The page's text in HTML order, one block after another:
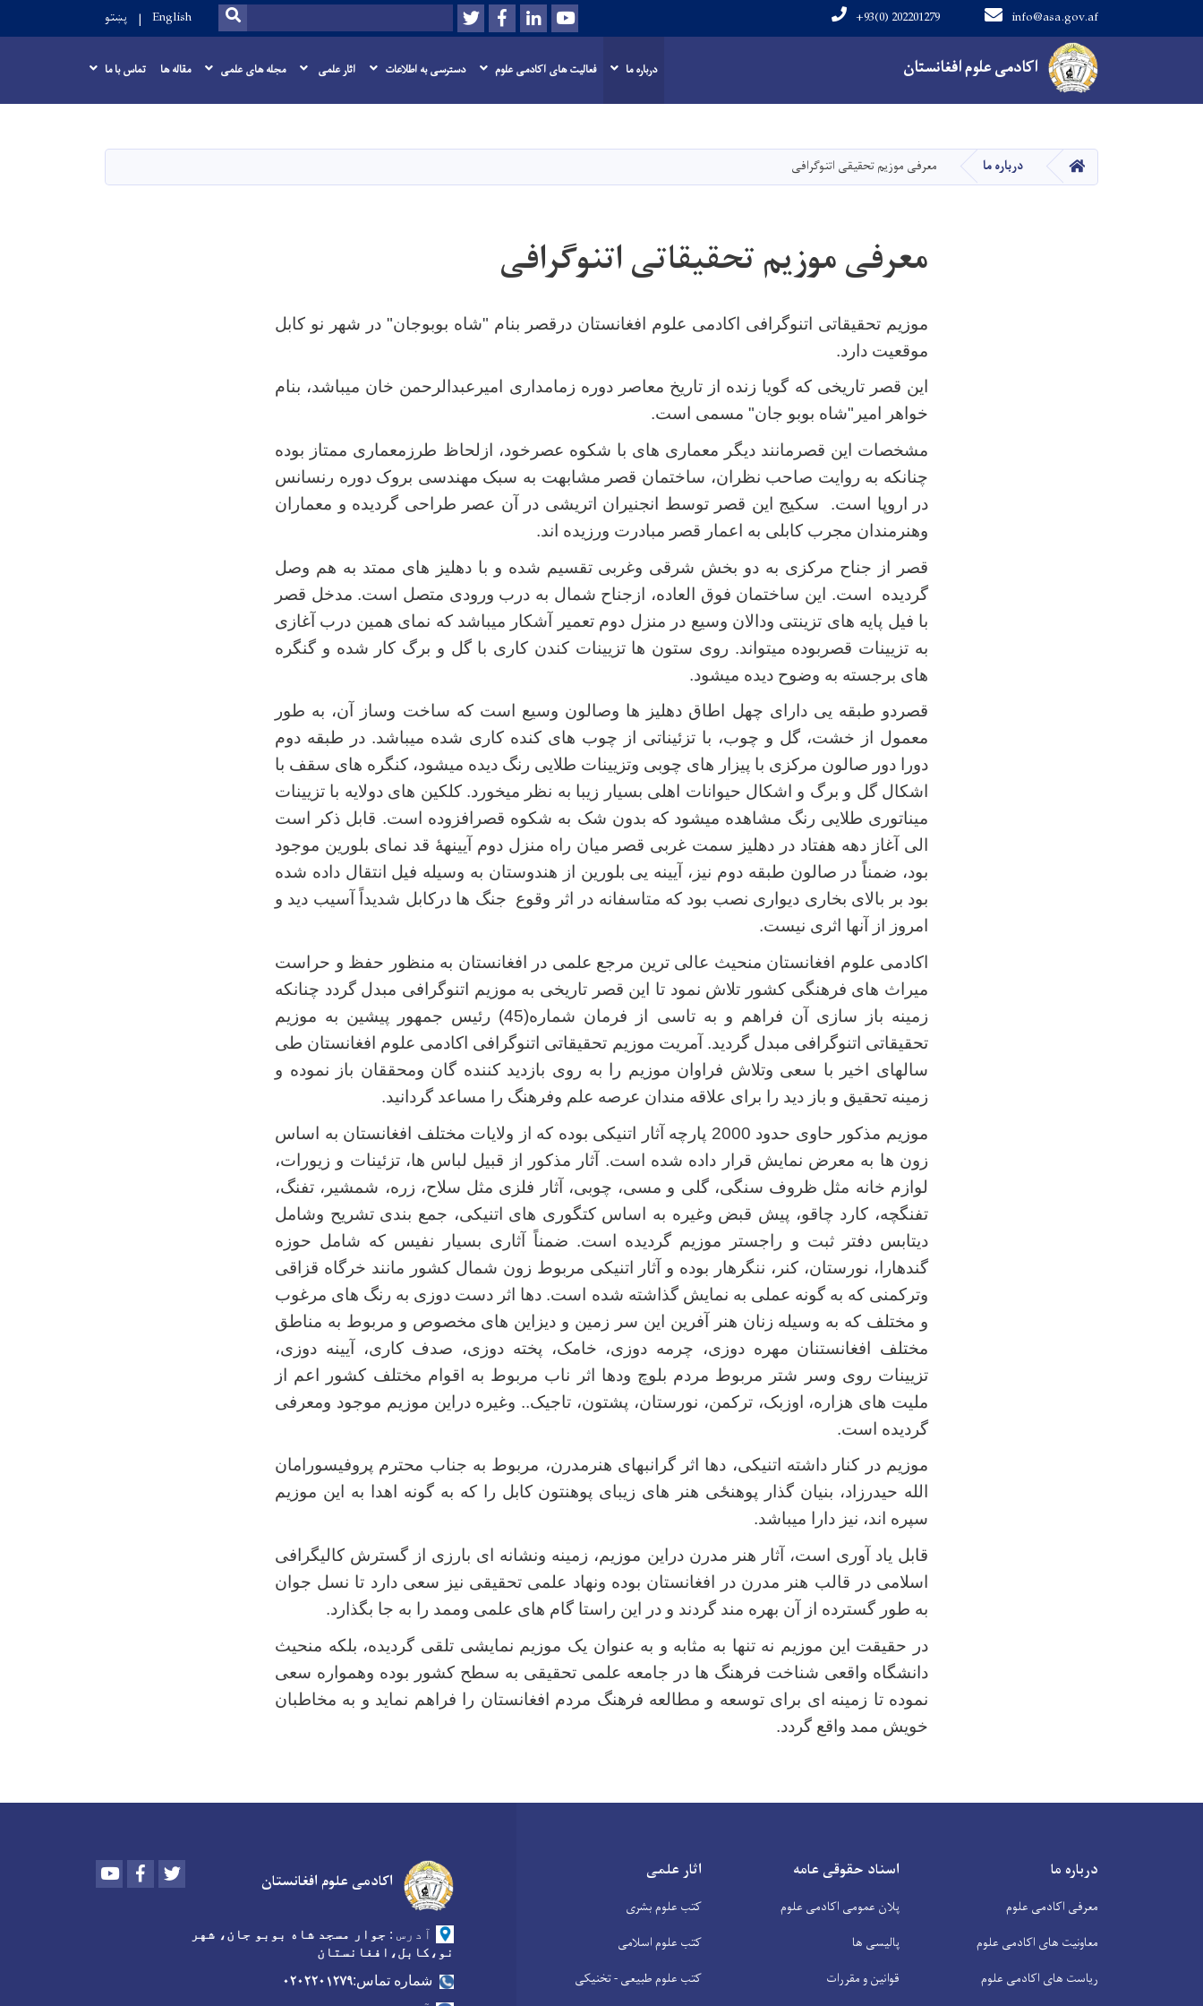
content
اکادمی علوم افغانستان
info@asa.gov.af
+93(0) 202201279
Youtube
LinkedIn
Facebook
Twitter
Search
SEARCH
English پښتو
Main navigation
درباره ما فعالیت های اکادمی علوم دسترسی به اطلاعات اثار علمی مجله های علمی مقاله ها تماس با ما
HOME درباره ما معرفی موزیم تحقیقی اتنوگرافی
معرفی موزیم تحقیقاتی اتنوگرافی
موزیم تحقیقاتی اتنوگرافی اکادمی علوم افغانستان درقصر بنام "شاه بوبوجان" در شهر نو کابل
موقعیت دارد.
این قصر تاریخی که گویا زنده از تاریخ معاصر دوره زمامداری امیرعبدالرحمن خان میباشد، بنام
خواهر امیر"شاه بوبو جان" مسمی است.
مشخصات این قصرمانند دیگر معماری های با شکوه عصرخود، ازلحاظ طرزمعماری ممتاز بوده
چنانکه به روایت صاحب نظران، ساختمان قصر مشابهت به سبک مهندسی بروک دوره رنسانس
در اروپا است. سکیج این قصر توسط انجنیران اتریشی در آن عصر طراحی گردیده و معماران
وهنرمندان مجرب کابلی به اعمار قصر مبادرت ورزیده اند.
قصر از جناح مرکزی به دو بخش شرقی وغربی تقسیم شده و با دهلیز های ممتد به هم وصل
گردیده است. این ساختمان فوق العاده، ازجناح شمال به درب ورودی متصل است. مدخل قصر
با فیل پایه های تزینتی ودالان وسیع در منزل دوم تعمیر آشکار میباشد که نمای همین درب آغازی
به تزیینات قصربوده میتواند. روی ستون ها تزیینات کندن کاری با گل و برگ کار شده و گنگره
های برجسته به وضوح دیده میشود.
قصردو طبقه یی دارای چهل اطاق دهلیز ها وصالون وسیع است که ساخت وساز آن، به طور
معمول از خشت، گل و چوب، با تزئیناتی از چوب های کنده کاری شده میباشد. در طبقه دوم
دورا دور صالون مرکزی با پیزار های چوبی وتزیینات طلایی رنگ دیده میشود، کنگره های سقف با
اشکال گل و برگ و اشکال حیوانات اهلی بسیار زیبا به نظر میخورد. کلکین های دولایه با تزیینات
میناتوری طلایی رنگ مشاهده میشود که بدون شک به شکوه قصرافزوده است. قابل ذکر است
الی آغاز دهه هفتاد در دهلیز سمت غربی قصر میان راه منزل دوم آیینهۀ قد نمای بلورین موجود
بود، ضمناً در صالون طبقه دوم نیز، آیینه یی بلورین از هندوستان به وسیله فیل انتقال داده شده
بود بر بالای بخاری دیواری نصب بود که متاسفانه در اثر وقوع جنگ ها درکابل شدیداً آسیب دید و
امروز از آنها اثری نیست.
اکادمی علوم افغانستان منحیث عالی ترین مرجع علمی در افغانستان به منظور حفظ و حراست
میراث های فرهنگی کشور تلاش نمود تا این قصر تاریخی به موزیم اتنوگرافی مبدل گردد چنانکه
زمینه باز سازی آن فراهم و به تاسی از فرمان شماره(45) رئیس جمهور پیشین به موزیم
تحقیقاتی اتنوگرافی مبدل گردید. آمریت موزیم تحقیقاتی اتنوگرافی اکادمی علوم افغانستان طی
سالهای اخیر با سعی وتلاش فراوان موزیم را به روی بازدید کننده گان ومحققان باز نموده و
زمینه تحقیق و باز دید را برای علاقه مندان عرصه علم وفرهنگ را مساعد گردانید.
موزیم مذکور حاوی حدود 2000 پارچه آثار اتنیکی بوده که از ولایات مختلف افغانستان به اساس
زون ها به معرض نمایش قرار داده شده است. آثار مذکور از قبیل لباس ها،‌ تزئینات و زیورات،
لوازم خانه مثل ظروف سنگی، گلی و مسی، چوبی، آثار فلزی مثل سلاح، زره، شمشیر، تفنگ،
تفنگچه، کارد چاقو، پیش قبض وغیره به اساس کتگوری های اتنیکی، جمع بندی تشریح وشامل
دیتابس دفتر ثبت و راجستر موزیم گردیده است. ضمناً آثاری بسیار نفیس که شامل حوزه
گندهارا، نورستان، کنر، ننگرهار بوده و آثار اتنیکی مربوط زون شمال کشور مانند خرگاه قزاقی
وترکمنی که به گونه عملی به نمایش گذاشته شده است. دها اثر دست دوزی به رنگ های مرغوب
و مختلف که به وسیله زنان هنر آفرین این سر زمین و دیزاین های مخصوص و مربوط به مناطق
مختلف افغانستنان مهره دوزی، چرمه دوزی، خامک، پخته دوزی، صدف کاری، آیینه دوزی،
تزیینات روی وسر شتر مربوط مردم بلوچ ودها اثر ناب مربوط به اقوام مختلف کشور اعم از
ملیت های هزاره، اوزبک، ترکمن، نورستان، پشتون، تاجیک.. وغیره دراین موزیم موجود ومعرفی
گردیده است.
موزیم در کنار داشته اتنیکی، دها اثر گرانبهای هنرمدرن، مربوط به جناب محترم پروفیسورامان
الله حیدرزاد، بنیان گذار پوهنځی هنر های زیبای پوهنتون کابل را که به گونه اهدا به این موزیم
سپره اند، نیز دارا میباشد.
قابل یاد آوری است، آثار هنر مدرن دراین موزیم، زمینه ونشانه ای بارزی از گسترش کالیگرافی
اسلامی در قالب هنر مدرن در افغانستان بوده ونهاد علمی تحقیقی نیز سعی دارد تا نسل جوان
به طور گسترده از آن بهره مند گردند و در این راستا گام های علمی وممد را به جا بگذارد.
در حقیقت این موزیم نه تنها به مثابه و به عنوان یک موزیم نمایشی تلقی گردیده، بلکه منحیث
دانشگاه واقعی شناخت فرهنگ ها در جامعه علمی تحقیقی به سطح کشور بوده وهمواره سعی
نموده تا زمینه ای برای توسعه و مطالعه فرهنگ مردم افغانستان را فراهم نماید و به مخاطبان
خویش ممد واقع گردد.
درباره ما
معرفی اکادمی علوم
معاونیت های اکادمی علوم
ریاست های اکادمی علوم
اسناد حقوقی عامه
پلان عمومی اکادمی علوم
پالیسی ها
قوانین و مقررات
اثار علمی
کتب علوم بشری
کتب علوم اسلامی
کتب علوم طبیعی - تخنیکی
اکادمی علوم افغانستان Youtube Facebook
آدرس : جوار مسجد شاه بوبو جان، شهر
نو،کابل،افغانستان
شماره تماس:۰۲۰۲۲۰۱۲۷۹